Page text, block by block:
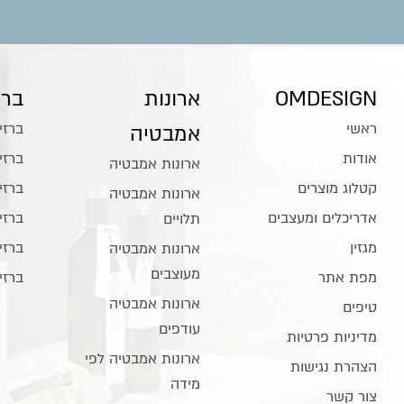
OMDESIGN
ראשי
אודות
קטלוג מוצרים
אדריכלים ומעצבים
מגזין
מפת אתר
טיפים
מדיניות פרטיות
הצהרת נגישות
צור קשר
ארונות
אמבטיה
ארונות אמבטיה
ארונות אמבטיה
תלויים
ארונות אמבטיה
מעוצבים
ארונות אמבטיה
עודפים
ארונות אמבטיה לפי
מידה